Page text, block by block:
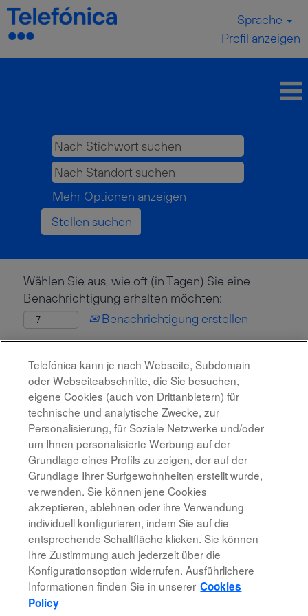
Sprache
Profil anzeigen
Mehr Optionen anzeigen
Wählen Sie aus, wie oft (in Tagen) Sie eine
Benachrichtigung erhalten möchten:
Benachrichtigung erstellen
Rechtshinweis
Barrierefreiheit
Datenschutzrichtlinien
Telefónica kann je nach Webseite, Subdomain
oder Webseiteabschnitte, die Sie besuchen,
eigene Cookies (auch von Drittanbietern) für
technische und analytische Zwecke, zur
Personalisierung, für Soziale Netzwerke und/oder
um Ihnen personalisierte Werbung auf der
Grundlage eines Profils zu zeigen, der auf der
Grundlage Ihrer Surfgewohnheiten erstellt wurde,
verwenden. Sie können jene Cookies
akzeptieren, ablehnen oder ihre Verwendung
individuell konfigurieren, indem Sie auf die
entsprechende Schaltfläche klicken. Sie können
Ihre Zustimmung auch jederzeit über die
Konfigurationsoption widerrufen. Ausführlichere
Informationen finden Sie in unserer Cookies
Policy